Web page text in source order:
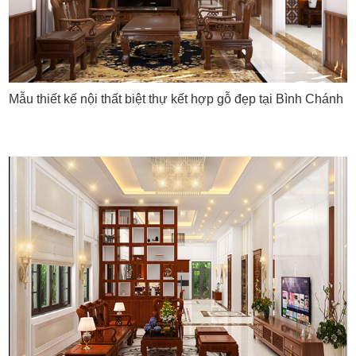
Những điều cần lưu ý khi thiết kế
nội thất biệt thự gỗ tự nhiên
Khi thiết kế nội thất biệt thự gỗ tự nhiên, cần lưu ý một số
điều để đảm bảo tính thẩm mỹ và chất lượng của không
Mẫu thiết kế nội thất biệt thự kết hợp gỗ đẹp tại Bình Chánh